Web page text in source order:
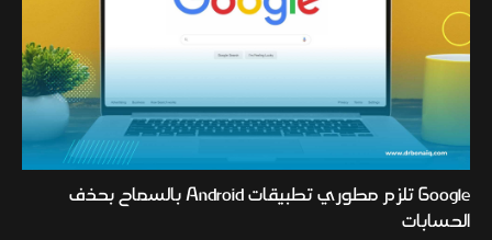
Google تلزم مطوري تطبيقات Android بالسماح بحذف
الحسابات